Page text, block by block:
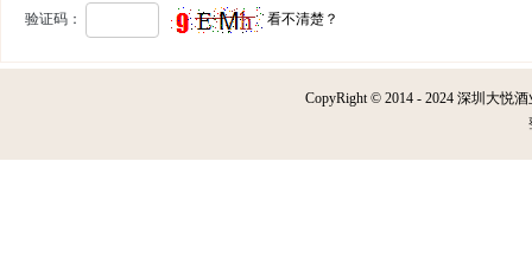
验证码： 看不清楚？
CopyRight © 2014 - 2024 深圳大悦